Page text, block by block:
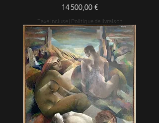
Prix
14 500,00 €
Taxe Incluse Politique de livraison